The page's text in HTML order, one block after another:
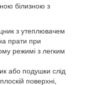
білизною з
з утеплювачем
прати при
режимі з легким
або подушки слід
поверхні,